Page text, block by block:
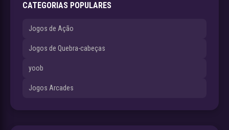
CATEGORIAS POPULARES
Jogos de Ação
Jogos de Quebra-cabeças
yoob
Jogos Arcades